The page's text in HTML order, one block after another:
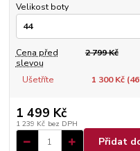
Velikost boty
Cena před
slevou
2 799 Kč
Ušetříte 1 300 Kč (46
1 499 Kč
1 239 Kč bez DPH
Přidat